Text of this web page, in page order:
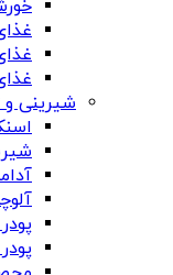
شیرینی و